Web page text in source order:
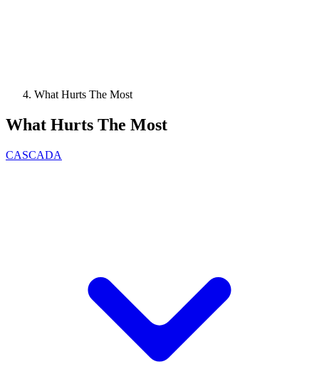
What Hurts The Most
What Hurts The Most
CASCADA